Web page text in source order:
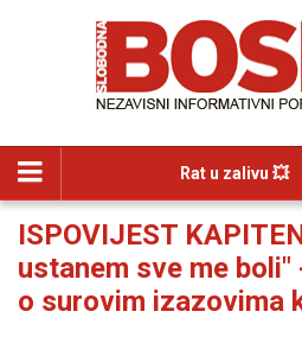
Rat u zalivu 💥
ISPOVIJEST
ustanem sve me
o surovim izazovima